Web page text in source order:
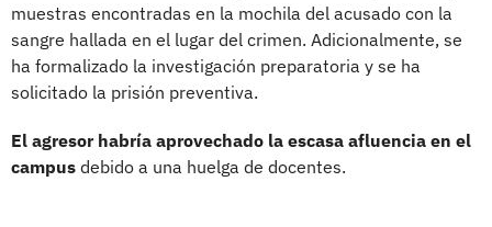
muestras encontradas en la mochila del acusado con la
sangre hallada en el lugar del crimen. Adicionalmente, se
ha formalizado la investigación preparatoria y se ha
solicitado la prisión preventiva.
El agresor habría aprovechado la escasa afluencia en el
campus debido a una huelga de docentes.